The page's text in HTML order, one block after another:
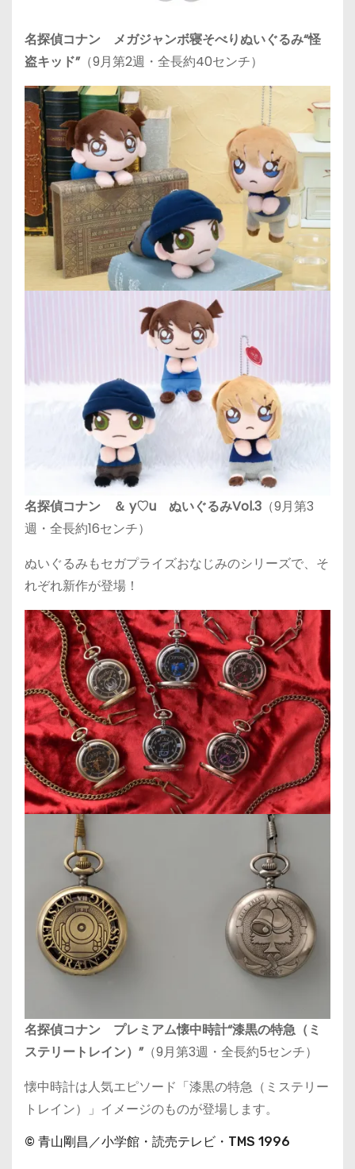
名探偵コナン メガジャンボ寝そべりぬいぐるみ“怪
盗キッド”（9月第2週・全長約40センチ）
名探偵コナン ＆ y♡u ぬいぐるみVol.3 （9月第3
週・全長約16センチ）
ぬいぐるみもセガプライズおなじみのシリーズで、そ
れぞれ新作が登場！
名探偵コナン プレミアム懐中時計“漆黒の特急（ミ
ステリートレイン）”（9月第3週・全長約5センチ）
懐中時計は人気エピソード「漆黒の特急（ミステリー
トレイン）」イメージのものが登場します。
© 青山剛昌／小学館・読売テレビ・TMS 1996